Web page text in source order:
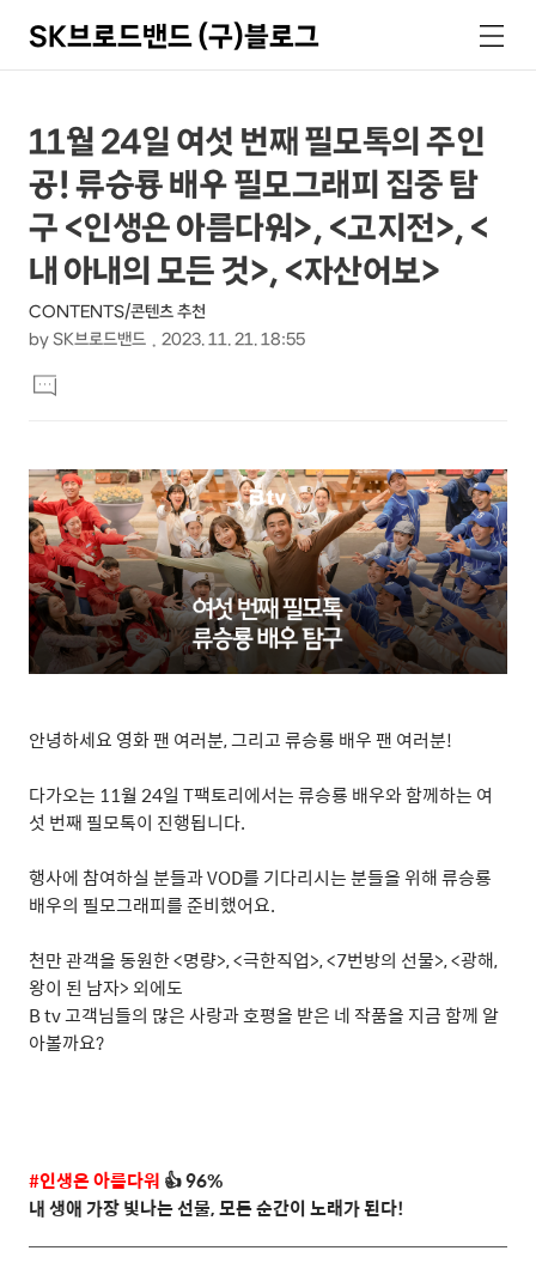
SK브로드밴드 (구)블로그
색
메
뉴
상
세
컨
텐
츠
본
문
제
목
11월 24일 여섯 번째 필모톡의 주인
공! 류승룡 배우 필모그래피 집중 탐
구 <인생은 아름다워>, <고지전>, <
내 아내의 모든 것>, <자산어보>
CONTENTS/콘텐츠 추천
by SK브로드밴드 2023. 11. 21. 18:55
문
댓
글
안녕하세요 영화 팬 여러분,그리고 류승룡 배우 팬 여러분!
다가오는 11월 24일 T팩토리에서는 류승룡 배우와 함께하는 여
섯 번째 필모톡이 진행됩니다.
행사에 참여하실 분들과VOD를 기다리시는 분들을 위해 류승룡
배우의 필모그래피를 준비했어요.
천만 관객을 동원한<명량>, <극한직업>, <7번방의 선물>, <광해,
왕이 된 남자> 외에도
B tv고객님들의 많은 사랑과 호평을 받은 네 작품을 지금 함께 알
아볼까요?
#인생은 아름다워 👍96%
내 생애 가장 빛나는 선물,모든 순간이 노래가 된다!